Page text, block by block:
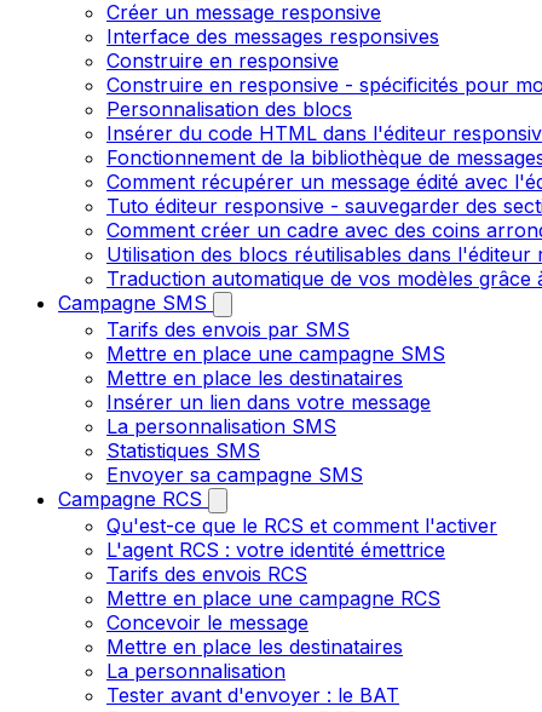
Créer un message responsive
Interface des messages responsives
Construire en responsive
Construire en responsive - spécificités pour
Personnalisation des blocs
Insérer du code HTML dans l'éditeur
Fonctionnement de la bibliothèque de
Comment récupérer un message édité avec
Tuto éditeur responsive - sauvegarder des
Comment créer un cadre avec des coins
Utilisation des blocs réutilisables dans l'éditeur
Traduction automatique de vos modèles grâce
Campagne SMS
Tarifs des envois par SMS
Mettre en place une campagne SMS
Mettre en place les destinataires
Insérer un lien dans votre message
La personnalisation SMS
Statistiques SMS
Envoyer sa campagne SMS
Campagne RCS
Qu'est-ce que le RCS et comment l'activer
L'agent RCS : votre identité émettrice
Tarifs des envois RCS
Mettre en place une campagne RCS
Concevoir le message
Mettre en place les destinataires
La personnalisation
Tester avant d'envoyer : le BAT